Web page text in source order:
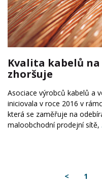
Kvalita kabelů
zhoršuje
Asociace výrobců kabelů a
iniciovala v roce 2016 v
která se zaměřuje na
maloobchodní prodejní sítě,
< 1